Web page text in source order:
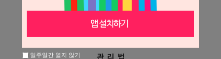
일주일간 열지 않기